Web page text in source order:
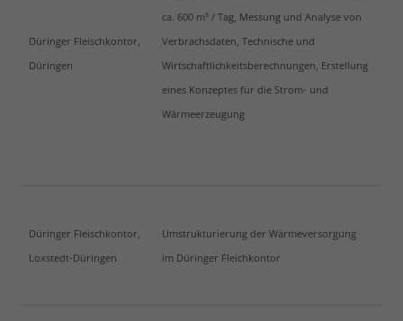
Düringer Fleischkontor,
Düringen
ca. 600 m³ / Tag, Messung und Analyse von
Verbrachsdaten, Technische und
Wirtschaftlichkeitsberechnungen, Erstellung
eines Konzeptes für die Strom- und
Wärmeerzeugung
Düringer Fleischkontor,
Loxstedt-Düringen
Umstrukturierung der Wärmeversorgung
im Düringer Fleichkontor